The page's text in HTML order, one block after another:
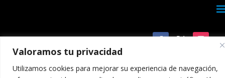
Valoramos tu privacidad
Utilizamos cookies para mejorar su experiencia de navegación,